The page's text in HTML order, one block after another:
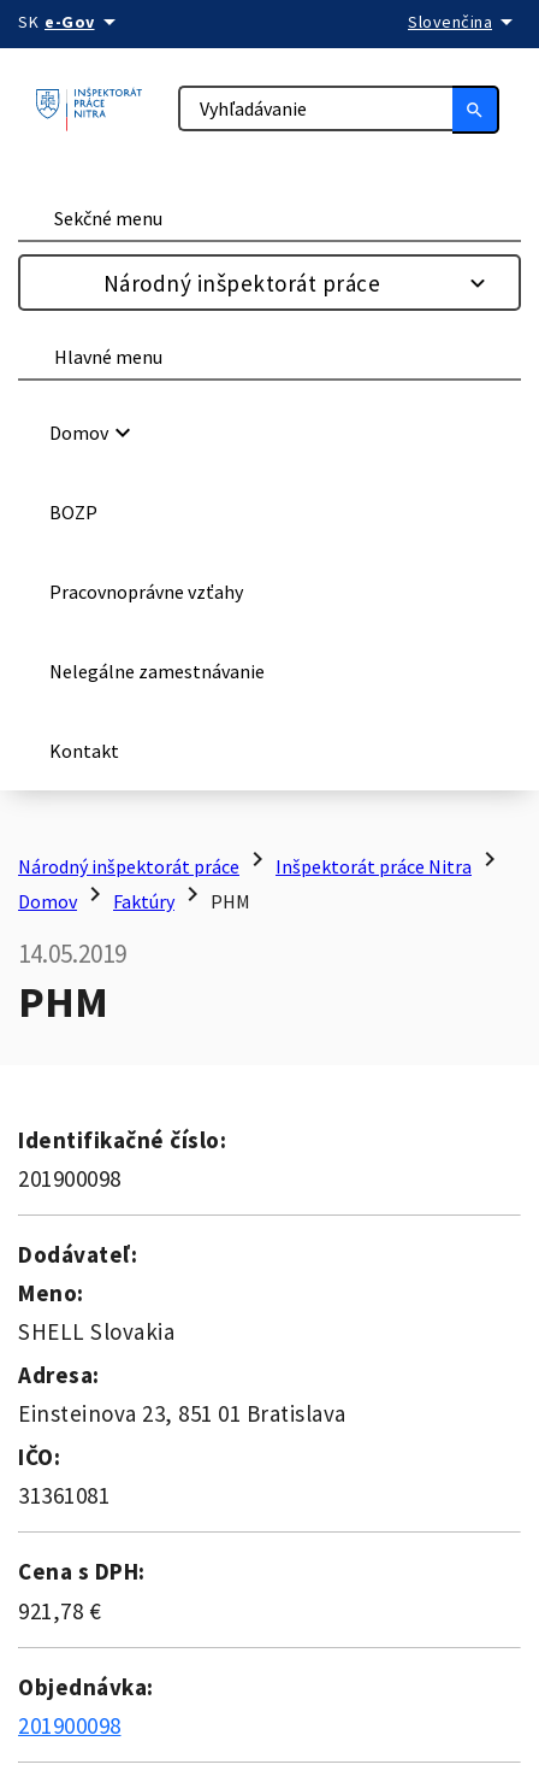
Preskočiť na obsah
SK e-Govarrow_drop_down Slovenčina arrow_drop_down
search
Sekčné menu
Národný inšpektorát práce
Hlavné menu
Domovkeyboard_arrow_down
BOZP
Pracovnoprávne vzťahy
Nelegálne zamestnávanie
Kontakt
Národný inšpektorát práce chevron_right Inšpektorát práce Nitra chevron_right
Domov chevron_right Faktúry chevron_right PHM
14.05.2019
PHM
Identifikačné číslo:
201900098
Dodávateľ:
Meno:
SHELL Slovakia
Adresa:
Einsteinova 23, 851 01 Bratislava
IČO:
31361081
Cena s DPH:
921,78 €
Objednávka:
201900098